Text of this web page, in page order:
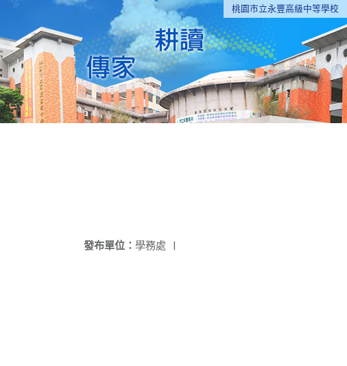
桃園市立永豐高級中等學校
發布單位： 學務處 |